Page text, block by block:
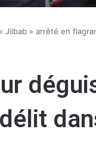
Jilbab » arrêté en